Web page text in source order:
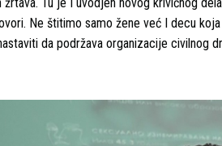
Ne štitimo samo žene već I decu
da podržava organizacije civilnog